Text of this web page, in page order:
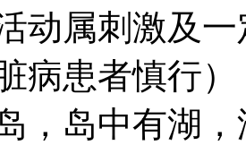
动属刺激及
病患者慎行）
，岛中有湖